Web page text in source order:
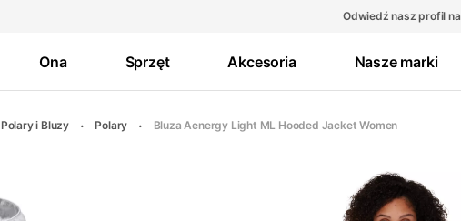
Odwiedź nasz profil na
Ona Sprzęt Akcesoria Nasze marki
Polary i Bluzy Polary Bluza Aenergy Light ML Hooded Jacket Women